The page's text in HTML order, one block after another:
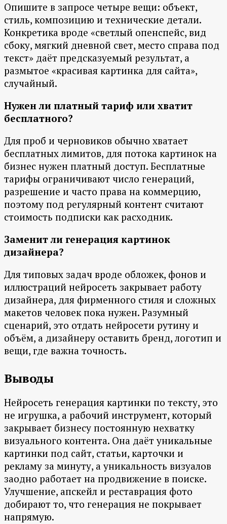
Опишите в запросе четыре вещи: объект,
стиль, композицию и технические детали.
Конкретика вроде «светлый опенспейс, вид
сбоку, мягкий дневной свет, место справа под
текст» даёт предсказуемый результат, а
размытое «красивая картинка для сайта»,
случайный.
Нужен ли платный тариф или хватит
бесплатного?
Для проб и черновиков обычно хватает
бесплатных лимитов, для потока картинок на
бизнес нужен платный доступ. Бесплатные
тарифы ограничивают число генераций,
разрешение и часто права на коммерцию,
поэтому под регулярный контент считают
стоимость подписки как расходник.
Заменит ли генерация картинок
дизайнера?
Для типовых задач вроде обложек, фонов и
иллюстраций нейросеть закрывает работу
дизайнера, для фирменного стиля и сложных
макетов человек пока нужен. Разумный
сценарий, это отдать нейросети рутину и
объём, а дизайнеру оставить бренд, логотип и
вещи, где важна точность.
Выводы
Нейросеть генерация картинки по тексту, это
не игрушка, а рабочий инструмент, который
закрывает бизнесу постоянную нехватку
визуального контента. Она даёт уникальные
картинки под сайт, статьи, карточки и
рекламу за минуту, а уникальность визуалов
заодно работает на продвижение в поиске.
Улучшение, апскейл и реставрация фото
добирают то, что генерация не покрывает
напрямую.